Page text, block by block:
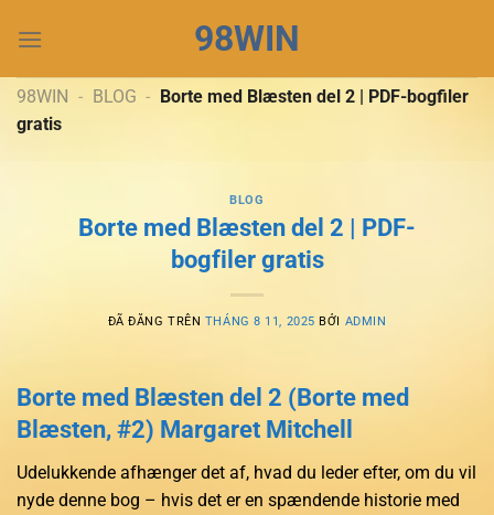
đến
dung
98WIN
98WIN - BLOG - Borte med Blæsten del 2 | PDF-bogfiler
gratis
BLOG
Borte med Blæsten del 2 | PDF-
bogfiler gratis
ĐÃ ĐĂNG TRÊN THÁNG 8 11, 2025 BỞI ADMIN
Borte med Blæsten del 2 (Borte med
Blæsten, #2) Margaret Mitchell
Udelukkende afhænger det af, hvad du leder efter, om du vil
nyde denne bog – hvis det er en spændende historie med